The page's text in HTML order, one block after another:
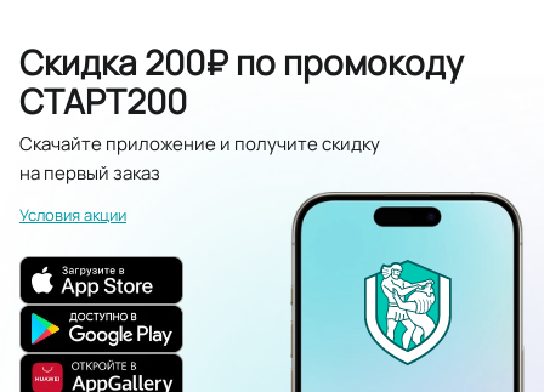
Скидка 200₽ по промокоду
СТАРТ200
Скачайте приложение и получите скидку
на первый заказ
Условия акции